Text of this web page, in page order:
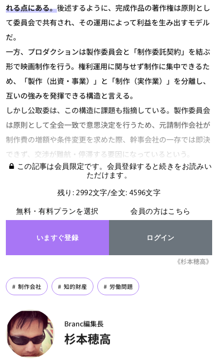
れる点にある。後述するように、完成作品の著作権は原則とし
て委員会で共有され、その運用によって利益を生み出すモデル
だ。
一方、プロダクションは製作委員会と「制作委託契約」を結ぶ
形で映画制作を行う。権利運用に関与せず制作に集中できるた
め、「製作（出資・事業）」と「制作（実作業）」を分離し、
互いの強みを発揮できる構造と言える。
しかし公取委は、この構造に課題も指摘している。製作委員会
は原則として全会一致で意思決定を行うため、元請制作会社が
制作費の増額や条件変更を求めた際、幹事会社の一存では即決
できず、交渉が難航・停滞する要因になっているという。
この記事は会員限定です。会員登録すると続きをお読みい
ただけます。
残り: 2992文字/全文: 4596文字
無料・有料プランを選択
いますぐ登録
会員の方はこちら
ログイン
《杉本穂高》
制作会社 知的財産 労働問題
Branc編集長
杉本穂高